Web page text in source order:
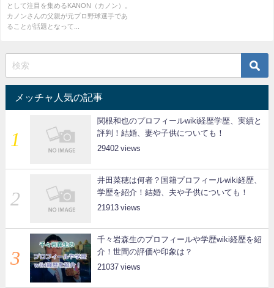
として注目を集めるKANON（カノン）。
カノンさんの父親が元プロ野球選手であ
ることが話題となって...
メッチャ人気の記事
関根和也のプロフィールwiki経歴学歴、実績と
評判！結婚、妻や子供についても！
29402
井田菜穂は何者？国籍プロフィールwiki経歴、
学歴を紹介！結婚、夫や子供についても！
21913
千々岩森生のプロフィールや学歴wiki経歴を紹
介！世間の評価や印象は？
21037